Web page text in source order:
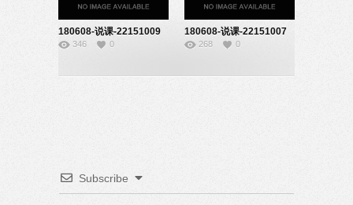
180608-说课-22151009
346 0
180608-说课-22151007
268 0
Subscribe